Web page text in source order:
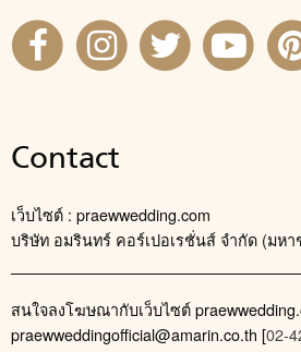
Contact
เว็บไซต์ : praewwedding.com
บริษัท อมรินทร์ คอร์เปอเรชั่นส์ จำกัด (มห
สนใจลงโฆษณากับเว็บไซต์
praewweddingofficial@amarin.co.th [02-